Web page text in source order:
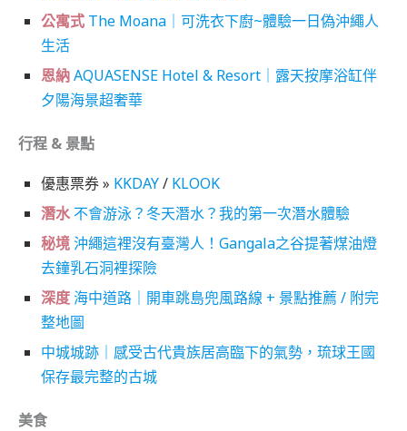
公寓式 The Moana｜可洗衣下廚~體驗一日偽沖繩人
生活
恩納AQUASENSE Hotel & Resort｜露天按摩浴缸伴
夕陽海景超奢華
行程 & 景點
優惠票券 » KKDAY/ KLOOK
潛水 不會游泳？冬天潛水？我的第一次潛水體驗
秘境 沖繩這裡沒有臺灣人！Gangala之谷提著煤油燈
去鐘乳石洞裡探險
深度 海中道路｜開車跳島兜風路線 + 景點推薦 / 附完
整地圖
中城城跡｜感受古代貴族居高臨下的氣勢，琉球王國
保存最完整的古城
美食